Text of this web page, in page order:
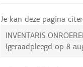
Je kan deze pagina
INVENTARIS
(geraadpleegd op8